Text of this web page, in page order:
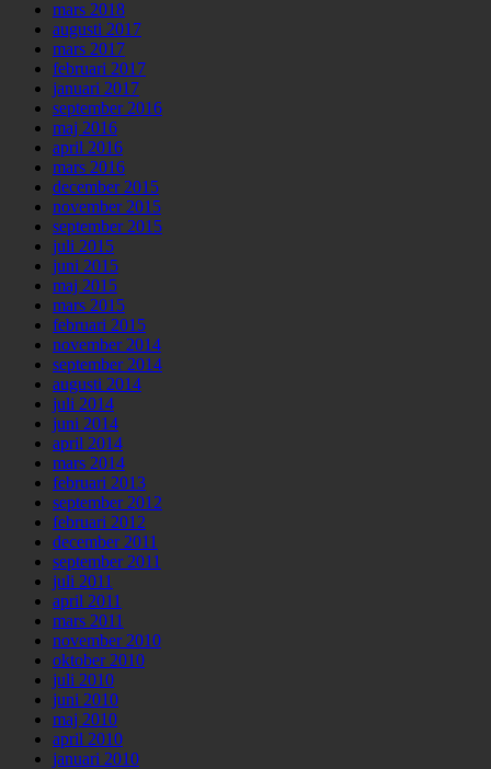
mars 2018
augusti 2017
mars 2017
februari 2017
januari 2017
september 2016
maj 2016
april 2016
mars 2016
december 2015
november 2015
september 2015
juli 2015
juni 2015
maj 2015
mars 2015
februari 2015
november 2014
september 2014
augusti 2014
juli 2014
juni 2014
april 2014
mars 2014
februari 2013
september 2012
februari 2012
december 2011
september 2011
juli 2011
april 2011
mars 2011
november 2010
oktober 2010
juli 2010
juni 2010
maj 2010
april 2010
januari 2010